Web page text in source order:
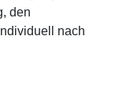
den
nach